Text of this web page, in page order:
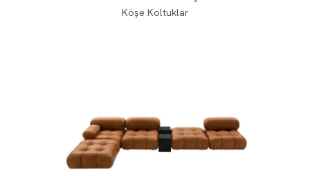
Köşe Koltuklar